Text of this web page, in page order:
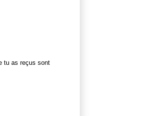
tu as reçus sont